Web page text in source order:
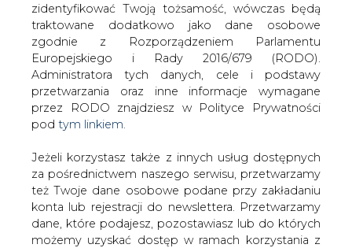
WŁĄCZ CIRE.TV
zidentyfikować Twoją tożsamość, wówczas będą
traktowane dodatkowo jako dane osobowe
zgodnie z Rozporządzeniem Parlamentu
Europejskiego i Rady 2016/679 (RODO).
Administratora tych danych, cele i podstawy
przetwarzania oraz inne informacje wymagane
przez RODO znajdziesz w Polityce Prywatności
pod tym linkiem.
Jeżeli korzystasz także z innych usług dostępnych
za pośrednictwem naszego serwisu, przetwarzamy
też Twoje dane osobowe podane przy zakładaniu
konta lub rejestracji do newslettera. Przetwarzamy
dane, które podajesz, pozostawiasz lub do których
możemy uzyskać dostęp w ramach korzystania z
Strona główna
ZIELONA GOSPODARKA
Doskonalenie elektrowni słonecznych. Inteligentne